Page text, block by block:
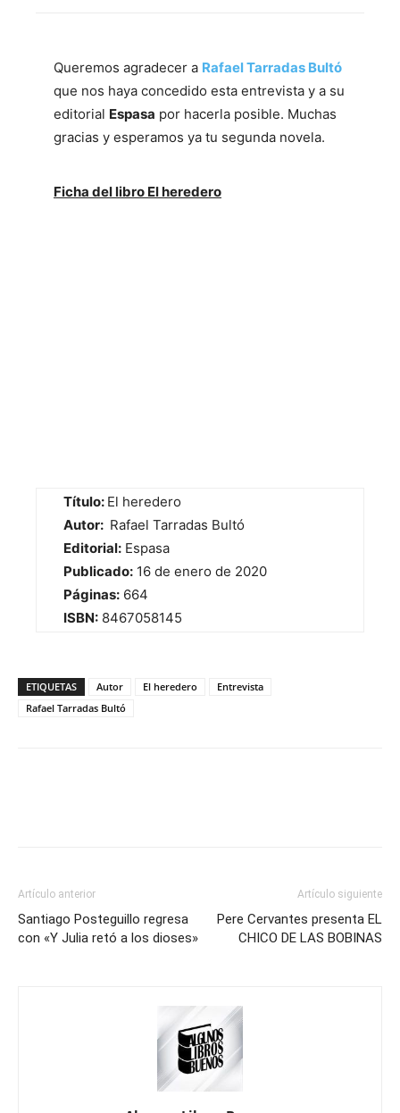
Queremos agradecer a Rafael Tarradas Bultó
que nos haya concedido esta entrevista y a su
editorial Espasa por hacerla posible. Muchas
gracias y esperamos ya tu segunda novela.
Ficha del libro El heredero
Título: El heredero
Autor: Rafael Tarradas Bultó
Editorial: Espasa
Publicado: 16 de enero de 2020
Páginas: 664
ISBN: 8467058145
ETIQUETAS Autor El heredero
Entrevista
Rafael Tarradas Bultó
Artículo anterior
Santiago Posteguillo regresa
con «Y Julia retó a los dioses»
Artículo siguiente
Pere Cervantes presenta EL
CHICO DE LAS BOBINAS